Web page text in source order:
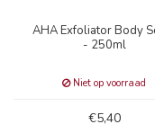
AHA Exfoliator Body
- 250ml
Niet op voorraad
€5,40